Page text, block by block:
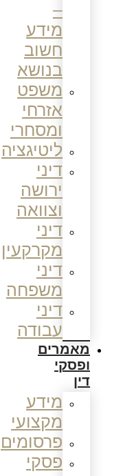
מידע
חשוב
בנושא
משפט
אזרחי
ומסחרי
ליטיגציה
דיני
ירושה
וצוואה
דיני
מקרקעין
דיני
משפחה
דיני
עבודה
מאמרים
ופסקי
דין
מידע
מקצועי
פרסומים
פסקי